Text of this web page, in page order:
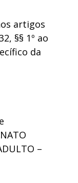
artigos
§§ 1º ao
da
–